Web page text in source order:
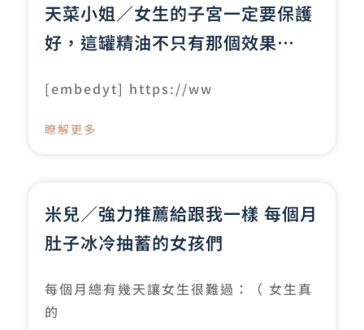
天菜小姐／女生的子宮一定要保護
好，這罐精油不只有那個效果…
[embedyt] https://ww
瞭解更多
米兒／強力推薦給跟我一樣 每個月
肚子冰冷抽蓄的女孩們
每個月總有幾天讓女生很難過：（ 女生真
的